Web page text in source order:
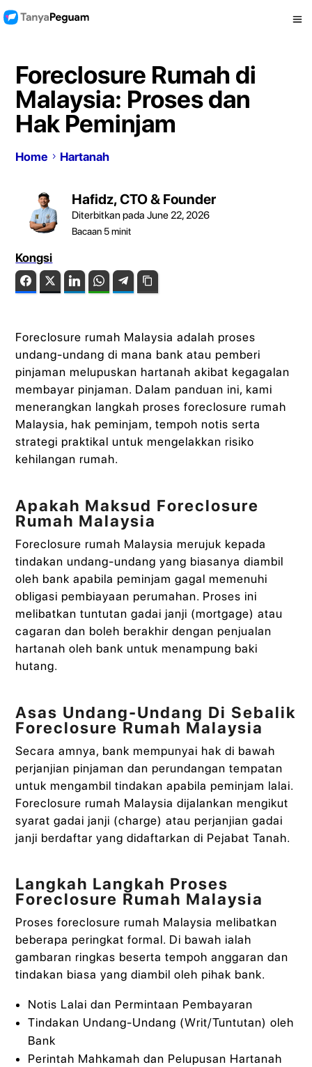
Foreclosure Rumah di
Malaysia: Proses dan
Hak Peminjam
Home Hartanah
Hafidz, CTO & Founder
Diterbitkan pada June 22, 2026
Bacaan 5minit
Kongsi
FacebookTwitter LinkedIn WhatsAppTelegram
Foreclosure rumah Malaysia adalah proses
undang‑undang di mana bank atau pemberi
pinjaman melupuskan hartanah akibat kegagalan
membayar pinjaman. Dalam panduan ini, kami
menerangkan langkah proses foreclosure rumah
Malaysia, hak peminjam, tempoh notis serta
strategi praktikal untuk mengelakkan risiko
kehilangan rumah.
Apakah Maksud Foreclosure
Rumah Malaysia
Foreclosure rumah Malaysia merujuk kepada
tindakan undang‑undang yang biasanya diambil
oleh bank apabila peminjam gagal memenuhi
obligasi pembiayaan perumahan. Proses ini
melibatkan tuntutan gadai janji (mortgage) atau
cagaran dan boleh berakhir dengan penjualan
hartanah oleh bank untuk menampung baki
hutang.
Asas Undang‑Undang Di Sebalik
Foreclosure Rumah Malaysia
Secara amnya, bank mempunyai hak di bawah
perjanjian pinjaman dan perundangan tempatan
untuk mengambil tindakan apabila peminjam lalai.
Foreclosure rumah Malaysia dijalankan mengikut
syarat gadai janji (charge) atau perjanjian gadai
janji berdaftar yang didaftarkan di Pejabat Tanah.
Langkah Langkah Proses
Foreclosure Rumah Malaysia
Proses foreclosure rumah Malaysia melibatkan
beberapa peringkat formal. Di bawah ialah
gambaran ringkas beserta tempoh anggaran dan
tindakan biasa yang diambil oleh pihak bank.
Notis Lalai dan Permintaan Pembayaran
Tindakan Undang‑Undang (Writ/Tuntutan) oleh
Bank
Perintah Mahkamah dan Pelupusan Hartanah